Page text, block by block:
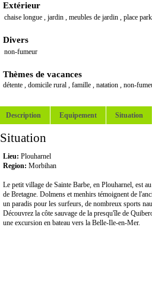
Extérieur
chaise longue , jardin , meubles de jardin , place
Divers
non-fumeur
Thèmes de vacances
détente , domicile rural , famille , natation , non-
Description Equipement Situation
Situation
Lieu: Plouharnel
Region: Morbihan
Le petit village de Sainte Barbe, en Plouharnel, est
de Bretagne. Dolmens et menhirs témoignent de
un paradis pour les surfeurs, de nombreux sports
Découvrez la côte sauvage de la presqu'île de
une excursion en bateau vers la Belle-Ile-en-Mer.